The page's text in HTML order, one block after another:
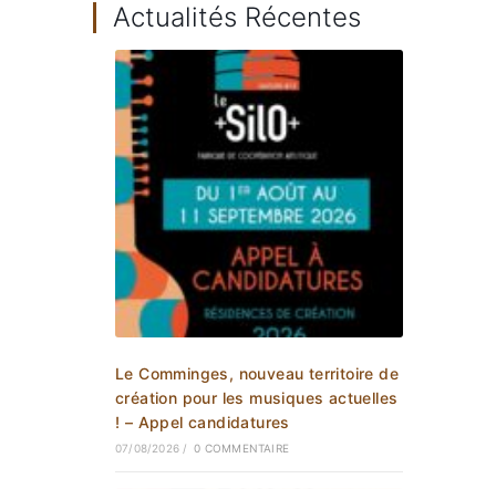
Actualités Récentes
Le Comminges, nouveau territoire de
création pour les musiques actuelles
! – Appel candidatures
07/08/2026 / 0 COMMENTAIRE